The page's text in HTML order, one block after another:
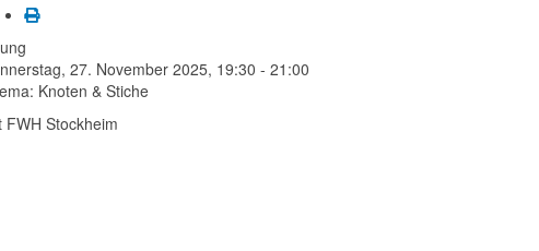
27. November 2025, 19:30 - 21:00
Knoten & Stiche
FWH Stockheim